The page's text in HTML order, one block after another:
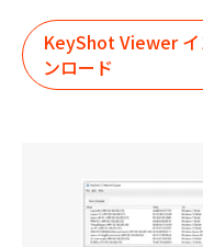
KeyShot Viewer イ
ンロード